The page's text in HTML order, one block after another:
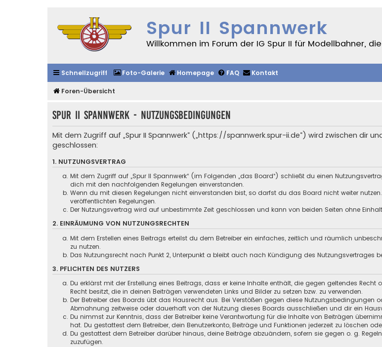
Spur II Spannwerk
Willkommen im Forum der IG Spur II für Modellbahner,
Schnellzugriff Foto-Galerie Homepage FAQ Kontakt
Foren-Übersicht
Spur II Spannwerk - Nutzungsbedingungen
Mit dem Zugriff auf „Spur II Spannwerk“ („https://spannwerk.spur-ii.de“) wird zwischen dir
geschlossen:
1. NUTZUNGSVERTRAG
Mit dem Zugriff auf „Spur II Spannwerk“ (im Folgenden „das Board“) schließt du einen
dich mit den nachfolgenden Regelungen einverstanden.
Wenn du mit diesen Regelungen nicht einverstanden bist, so darfst du das Board nicht weiter
veröffentlichten Regelungen.
Der Nutzungsvertrag wird auf unbestimmte Zeit geschlossen und kann von beiden Seiten ohne
2. EINRÄUMUNG VON NUTZUNGSRECHTEN
Mit dem Erstellen eines Beitrags erteilst du dem Betreiber ein einfaches, zeitlich und räumlich
zu nutzen.
Das Nutzungsrecht nach Punkt 2, Unterpunkt a bleibt auch nach Kündigung des Nutzungsvertrages
3. PFLICHTEN DES NUTZERS
Du erklärst mit der Erstellung eines Beitrags, dass er keine Inhalte enthält, die gegen geltendes
Recht besitzt, die in deinen Beiträgen verwendeten Links und Bilder zu setzen bzw. zu verwenden.
Der Betreiber des Boards übt das Hausrecht aus. Bei Verstößen gegen diese
Abmahnung zeitweise oder dauerhaft von der Nutzung dieses Boards ausschließen und dir ein
Du nimmst zur Kenntnis, dass der Betreiber keine Verantwortung für die Inhalte von Beiträgen
hat. Du gestattest dem Betreiber, dein Benutzerkonto, Beiträge und Funktionen jederzeit zu löschen
Du gestattest dem Betreiber darüber hinaus, deine Beiträge abzuändern, sofern sie gegen o. g.
zuzufügen.